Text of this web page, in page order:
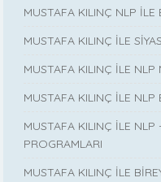
MUSTAFA KILINÇ NLP İLE
MUSTAFA KILINÇ İLE
MUSTAFA KILINÇ İLE NLP
MUSTAFA KILINÇ İLE NLP
MUSTAFA KILINÇ İLE
PROGRAMLARI
MUSTAFA KILINÇ İLE